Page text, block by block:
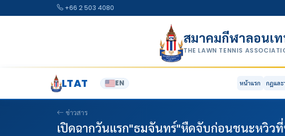
+66 2 503 4080
สมาคมกีฬาลอนเ
THE LAWN TENNIS
LTAT EN หน้าแรก กฎและ
ข่าวสาร
เปิดฉากวันแรก"ธมจันทร์"หืดจับก่อนชนะหวิว